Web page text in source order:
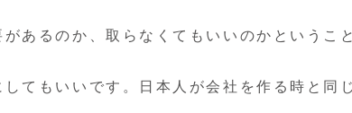
あるのか、取らなくてもいいのかというこ
てもいいです。日本人が会社を作る時と同